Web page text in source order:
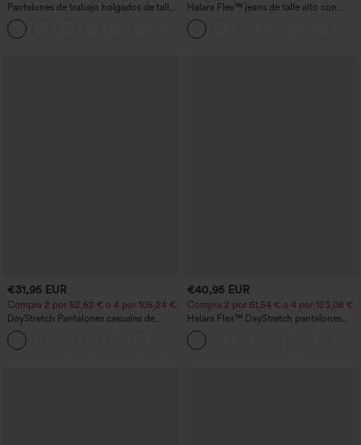
Pantalones de trabajo holgados de talle
medio con bolsillos y pernera estilo
barril
Halara Flex™ jeans de talle alto con
bolsillos, dobladillo enrollado, pierna
ancha y efecto lavado, estilo casual
€31,95 EUR
Compra 2 por 52,62 € o 4 por 105,24 €.
DayStretch Pantalones casuales de
cintura alta con pernera tipo barril y
bolsillos
€40,95 EUR
Compra 2 por 61,54 € o 4 por 123,08 €.
Halara Flex™ DayStretch pantalones
acampanados de trabajo de tiro medio
con bolsillo lateral con cremallera